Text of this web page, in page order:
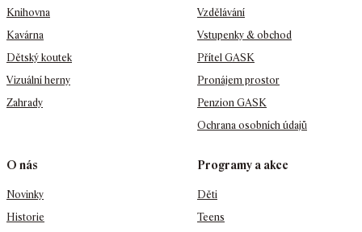
Knihovna
Kavárna
Dětský koutek
Vizuální herny
Zahrady
Vzdělávání
Vstupenky & obchod
Přítel GASK
Pronájem prostor
Penzion GASK
Ochrana osobních údajů
O nás
Novinky
Historie
Programy a akce
Děti
Teens